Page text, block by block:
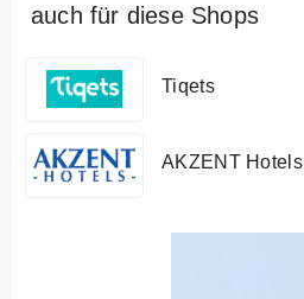
auch für diese Shops
Tiqets
AKZENT Hotels